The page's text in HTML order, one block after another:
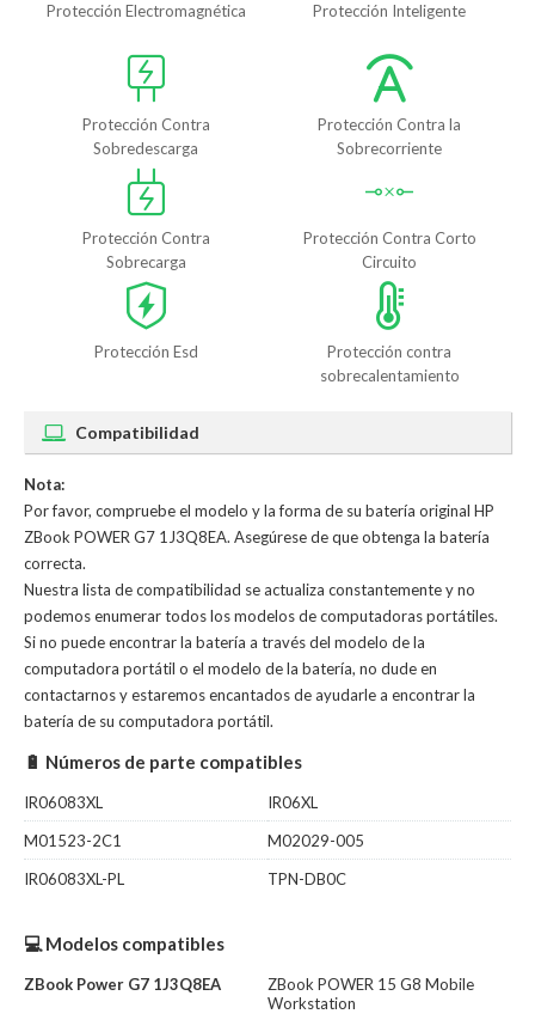
Protección Electromagnética Protección Inteligente
Protección Contra
Sobredescarga
Protección Contra la
Sobrecorriente
Protección Contra
Sobrecarga
Protección Contra Corto
Circuito
Protección Esd
Protección contra
sobrecalentamiento
Compatibilidad
Nota:
Por favor, compruebe el modelo y la forma de su batería original HP
ZBook POWER G7 1J3Q8EA. Asegúrese de que obtenga la batería
correcta.
Nuestra lista de compatibilidad se actualiza constantemente y no
podemos enumerar todos los modelos de computadoras portátiles.
Si no puede encontrar la batería a través del modelo de la
computadora portátil o el modelo de la batería, no dude en
contactarnos y estaremos encantados de ayudarle a encontrar la
batería de su computadora portátil.
🔋 Números de parte compatibles
IR06083XL
IR06XL
M01523-2C1
M02029-005
IR06083XL-PL
TPN-DB0C
💻 Modelos compatibles
ZBook Power G7 1J3Q8EA
ZBook POWER 15 G8 Mobile
Workstation